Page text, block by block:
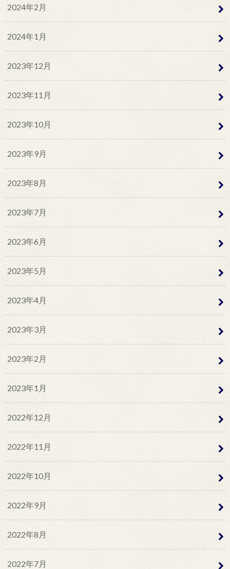
2024年2月
2024年1月
2023年12月
2023年11月
2023年10月
2023年9月
2023年8月
2023年7月
2023年6月
2023年5月
2023年4月
2023年3月
2023年2月
2023年1月
2022年12月
2022年11月
2022年10月
2022年9月
2022年8月
2022年7月